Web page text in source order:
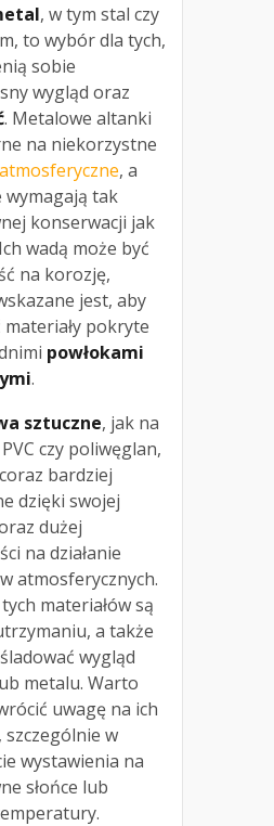
, w tym stal czy
to wybór dla tych,
sobie
wygląd oraz
. Metalowe altanki
na niekorzystne
, a
wymagają tak
konserwacji jak
wadą może być
na korozję,
jest, aby
pokryte
powłokami
.
sztuczne, jak na
czy poliwęglan,
bardziej
dzięki swojej
dużej
na działanie
atmosferycznych.
materiałów są
a także
wygląd
metalu. Warto
uwagę na ich
szczególnie w
wystawienia na
słońce lub